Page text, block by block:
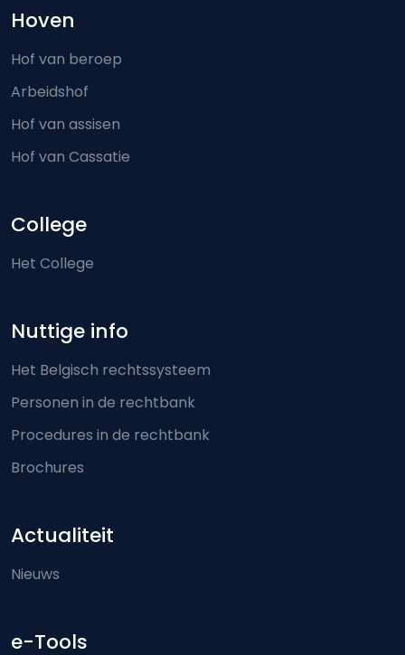
Hoven
Hof van beroep
Arbeidshof
Hof van assisen
Hof van Cassatie
College
Het College
Nuttige info
Het Belgisch rechtssysteem
Personen in de rechtbank
Procedures in de rechtbank
Brochures
Actualiteit
Nieuws
e-Tools